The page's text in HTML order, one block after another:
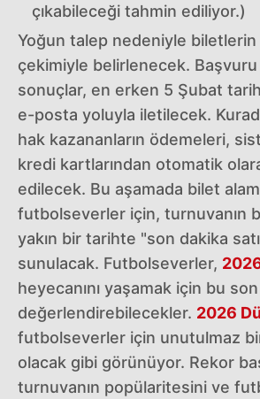
çıkabileceği tahmin ediliyor.)
Yoğun talep nedeniyle
çekimiyle belirlenecek. Başvuru
sonuçlar, en erken 5 Şubat
e-posta yoluyla iletilecek.
hak kazananların ödemeleri,
kredi kartlarından otomatik
edilecek. Bu aşamada bilet
futbolseverler için, turnuvanın
yakın bir tarihte "son dakika
sunulacak. Futbolseverler,
heyecanını yaşamak için bu son
değerlendirebilecekler. 2026
futbolseverler için unutulmaz
olacak gibi görünüyor. Rekor
turnuvanın popülaritesini ve